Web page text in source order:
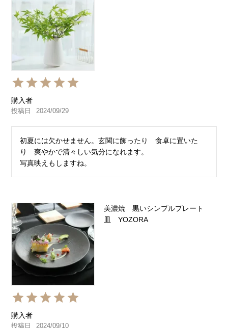
購入者
投稿日 2024/09/29
初夏には欠かせません。玄関に飾ったり　食卓に置いた
り　爽やかで清々しい気分になれます。
写真映えもしますね。
美濃焼 黒いシンプルプレート
皿 YOZORA
購入者
投稿日 2024/09/10